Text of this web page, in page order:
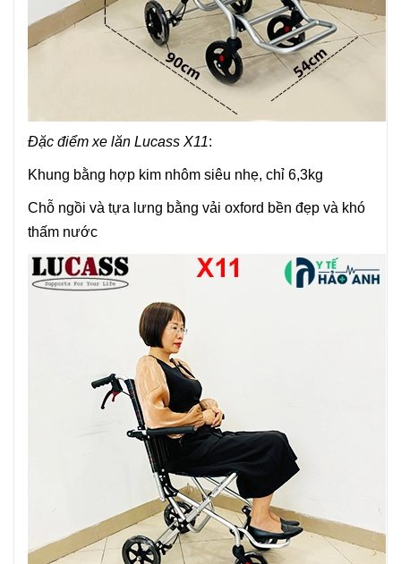
Đặc điểm xe lăn Lucass X11:
Khung bằng hợp kim nhôm siêu nhẹ, chỉ 6,3kg
Chỗ ngồi và tựa lưng bằng vải oxford bền đẹp và khó
thấm nước